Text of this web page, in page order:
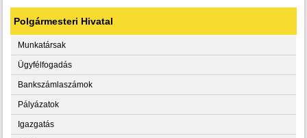
Polgármesteri Hivatal
Munkatársak
Ügyfélfogadás
Bankszámlaszámok
Pályázatok
Igazgatás